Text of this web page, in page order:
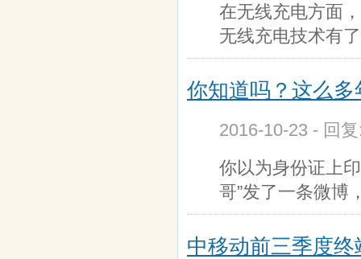
在无线充电方面
无线充电技术有
你知道吗？这么多
2016-10-23 - 回
你以为身份证上
哥”发了一条微博
中移动前三季度